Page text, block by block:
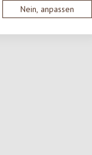
Nein, anpassen